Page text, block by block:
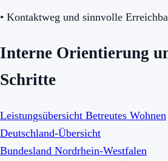
• Kontaktweg und sinnvolle
Interne Orientierung
Schritte
Leistungsübersicht Betreutes Wohnen
Deutschland-Übersicht
Bundesland Nordrhein-Westfalen